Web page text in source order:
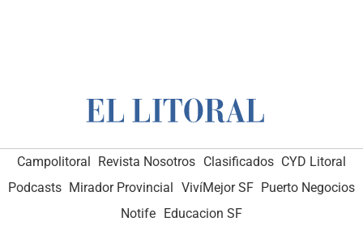
Campolitoral Revista Nosotros Clasificados CYD Litoral
Podcasts Mirador Provincial VivíMejor SF Puerto Negocios
Notife Educacion SF